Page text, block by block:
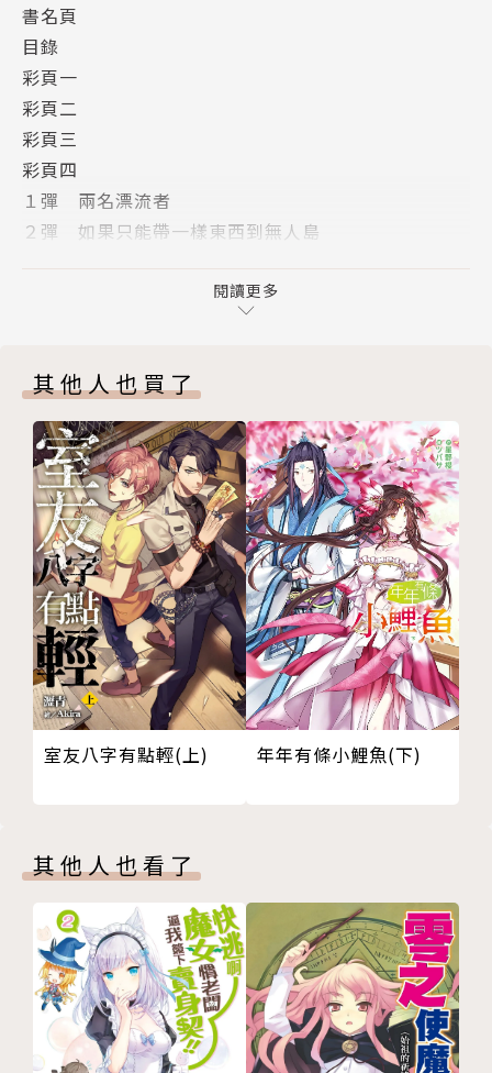
書名頁
目錄
彩頁一
彩頁二
彩頁三
彩頁四
１彈 兩名漂流者
２彈 如果只能帶一樣東西到無人島
４彈 在南方美妙島嶼的度假
後記
版權頁
閱讀更多
其他人也買了
室友八字有點輕(上) 年年有條小鯉魚(下)
其他人也看了